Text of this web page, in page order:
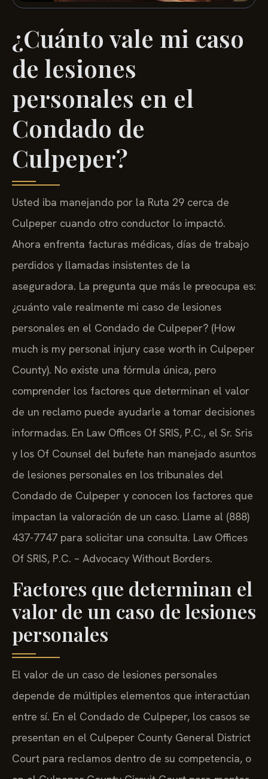
¿Cuánto vale mi caso
de lesiones
personales en el
Condado de
Culpeper?
Usted iba manejando por la Ruta 29 cerca de
Culpeper cuando otro conductor lo impactó.
Ahora enfrenta facturas médicas, días de trabajo
perdidos y llamadas insistentes de la
aseguradora. La pregunta que más le preocupa es:
¿cuánto vale realmente mi caso de lesiones
personales en el Condado de Culpeper? (How
much is my personal injury case worth in Culpeper
County). No existe una fórmula única, pero
comprender los factores que determinan el valor
de un reclamo puede ayudarle a tomar decisiones
informadas. En Law Offices Of SRIS, P.C., el Sr. Sris
y los Of Counsel del bufete han manejado asuntos
de lesiones personales en los tribunales del
Condado de Culpeper y conocen los factores que
impactan la valoración de un caso. Llame al (888)
437-7747 para solicitar una consulta. Law Offices
Of SRIS, P.C. – Advocacy Without Borders.
Factores que determinan el
valor de un caso de lesiones
personales
El valor de un caso de lesiones personales
depende de múltiples elementos que interactúan
entre sí. En el Condado de Culpeper, los casos se
presentan en el Culpeper County General District
Court para reclamos dentro de su competencia, o